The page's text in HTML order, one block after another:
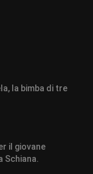
la bimba di tre
il giovane
Schiana.